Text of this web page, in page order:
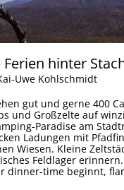
Ferien hinter
Uwe Kohlschmidt
gut und gerne 400
und Großzelte auf
Paradise am
Ladungen mit
Wiesen. Kleine
Feldlager
dinner-time beginnt,